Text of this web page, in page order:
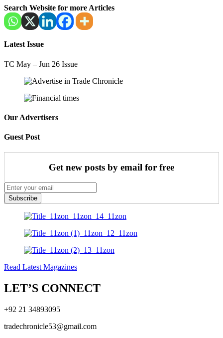
Search Website for more Articles
Latest Issue
TC May – Jun 26 Issue
Our Advertisers
Guest Post
Get new posts by email for free
Subscribe
Read Latest Magazines
LET’S CONNECT
+92 21 34893095
tradechronicle53@gmail.com